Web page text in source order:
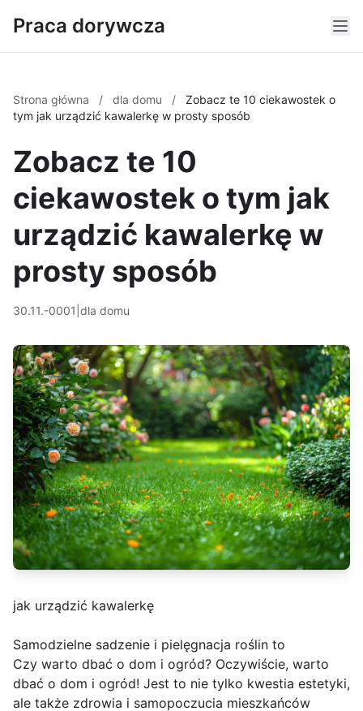
Praca dorywcza
Strona główna / dla domu /
Zobacz te 10 ciekawostek o
tym jak urządzić kawalerkę w prosty sposób
Zobacz te 10
ciekawostek o tym jak
urządzić kawalerkę w
prosty sposób
30.11.-0001 dla domu
jak urządzić kawalerkę
Samodzielne sadzenie i pielęgnacja roślin to
Czy warto dbać o dom i ogród? Oczywiście, warto
dbać o dom i ogród! Jest to nie tylko kwestia estetyki,
ale także zdrowia i samopoczucia mieszkańców